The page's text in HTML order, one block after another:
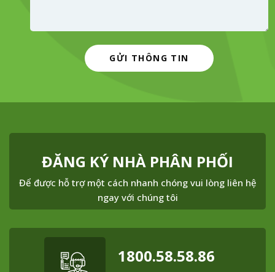
ĐĂNG KÝ NHÀ PHÂN PHỐI
Để được hỗ trợ một cách nhanh chóng vui lòng liên hệ
ngay với chúng tôi
1800.58.58.86